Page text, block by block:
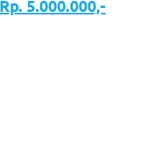
5.000.000,-